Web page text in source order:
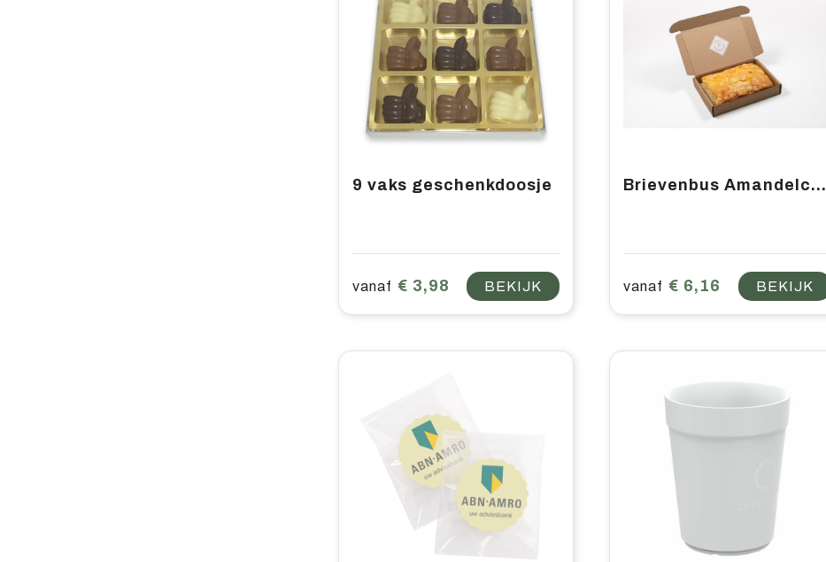
9 vaks geschenkdoosje
vanaf € 3,98 BEKIJK
Brievenbus Amandelcake ½
vanaf € 6,16 BEKIJK